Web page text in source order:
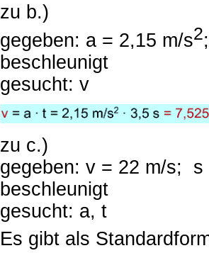
zu b.)
gegeben: a = 2,15 m/s2
beschleunigt
gesucht: v
zu c.)
gegeben: v = 22 m/s; s
beschleunigt
gesucht: a, t
Es gibt als